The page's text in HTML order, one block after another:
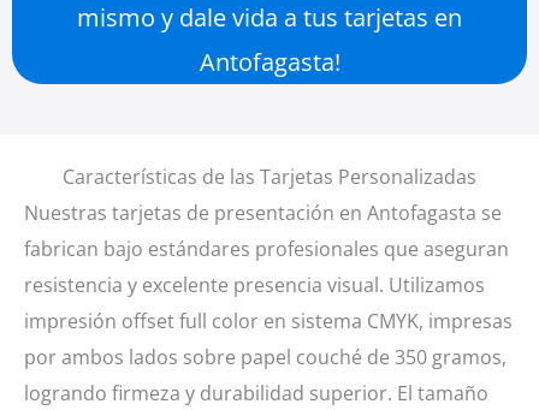
mismo y dale vida a tus tarjetas en
Antofagasta!
Características de las Tarjetas Personalizadas
Nuestras tarjetas de presentación en Antofagasta se
fabrican bajo estándares profesionales que aseguran
resistencia y excelente presencia visual. Utilizamos
impresión offset full color en sistema CMYK, impresas
por ambos lados sobre papel couché de 350 gramos,
logrando firmeza y durabilidad superior. El tamaño